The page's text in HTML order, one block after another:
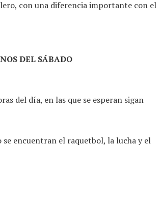
con una diferencia importante con el
DEL SÁBADO
del día, en las que se esperan sigan
encuentran el raquetbol, la lucha y el